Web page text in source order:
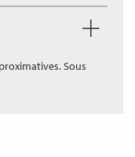
Sous